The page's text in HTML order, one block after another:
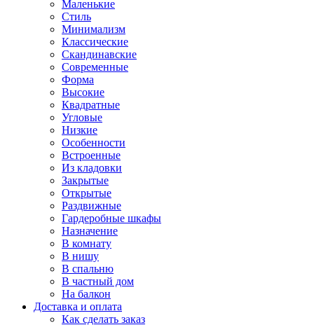
Маленькие
Стиль
Минимализм
Классические
Скандинавские
Современные
Форма
Высокие
Квадратные
Угловые
Низкие
Особенности
Встроенные
Из кладовки
Закрытые
Открытые
Раздвижные
Гардеробные шкафы
Назначение
В комнату
В нишу
В спальню
В частный дом
На балкон
Доставка и оплата
Как сделать заказ